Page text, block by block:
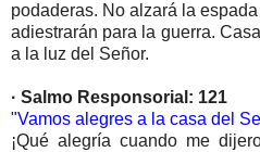
podaderas. No alzará la
adiestrarán para la guerra.
a la luz del Señor.
· Salmo Responsorial: 121
"Vamos alegres a la casa del
¡Qué alegría cuando me